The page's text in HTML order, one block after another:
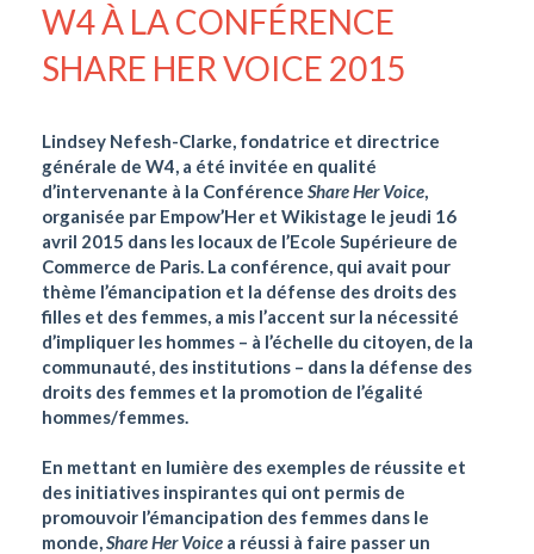
W4 À LA CONFÉRENCE
SHARE HER VOICE 2015
Lindsey Nefesh-Clarke, fondatrice et directrice
générale de W4, a été invitée en qualité
d’intervenante à la Conférence Share Her Voice,
organisée par Empow’Her et Wikistage le jeudi 16
avril 2015 dans les locaux de l’Ecole Supérieure de
Commerce de Paris. La conférence, qui avait pour
thème l’émancipation et la défense des droits des
filles et des femmes, a mis l’accent sur la nécessité
d’impliquer les hommes – à l’échelle du citoyen, de la
communauté, des institutions – dans la défense des
droits des femmes et la promotion de l’égalité
hommes/femmes.
En mettant en lumière des exemples de réussite et
des initiatives inspirantes qui ont permis de
promouvoir l’émancipation des femmes dans le
monde,Share Her Voice a réussi à faire passer un